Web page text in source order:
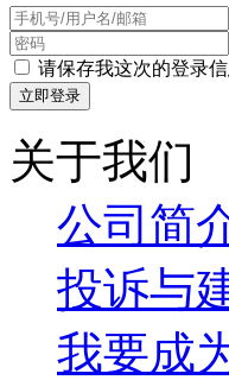
请保存我这次的登录信
关于我们
公司简
投诉与
我要成